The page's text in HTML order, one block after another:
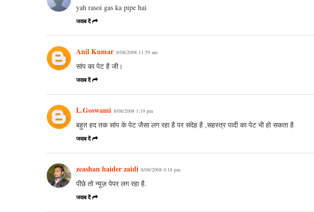
yah rasoi gas ka pipe hai
जवाब दें
Anil Kumar 8/08/2008 11:59 am
सांप का पेट है जी।
जवाब दें
L.Goswami 8/08/2008 1:19 pm
बहुत हद तक सांप के पेट जैसा लग रहा है पर संदेह है ,सहस्त्र पादी का पेट भी हो सकता है
जवाब दें
zeashan haider zaidi 8/08/2008 4:18 pm
पीछे तो न्यूज़ पेपर लग रहा है.
जवाब दें